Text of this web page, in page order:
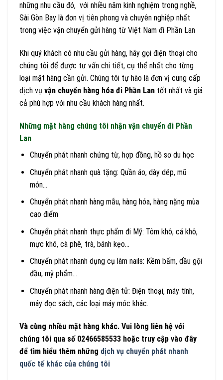
những nhu cầu đó, với nhiều năm kinh nghiệm trong nghề,
Sài Gòn Bay là đơn vị tiên phong và chuyên nghiệp nhất
trong việc vận chuyển gửi hàng từ Việt Nam đi Phần Lan
Khi quý khách có nhu cầu gửi hàng, hãy gọi điện thoại cho
chúng tôi để được tư vấn chi tiết, cụ thể nhất cho từng
loại mặt hàng cần gửi. Chúng tôi tự hào là đơn vị cung cấp
dịch vụ vận chuyển hàng hóa đi Phần Lan tốt nhất và giá
cả phù hợp với nhu cầu khách hàng nhất.
Những mặt hàng chúng tôi nhận vận chuyển đi Phần
Lan
Chuyển phát nhanh chứng từ, hợp đồng, hồ sơ du học
Chuyển phát nhanh quà tặng: Quần áo, dày dép, mũ
món…
Chuyển phát nhanh hàng mẫu, hàng hóa, hàng nặng mùa
cao điểm
Chuyển phát nhanh thực phẩm đi Mỹ: Tôm khô, cá khô,
mực khô, cà phê, trà, bánh kẹo…
Chuyển phát nhanh dụng cụ làm nails: Kềm bấm, dầu gội
đầu, mỹ phẩm…
Chuyển phát nhanh hàng điện tử: Điện thoại, máy tính,
máy đọc sách, các loại máy móc khác.
Và cùng nhiều mặt hàng khác. Vui lòng liên hệ với
chúng tôi qua số 02466585533 hoặc truy cập vào đây
để tìm hiểu thêm những dịch vụ chuyển phát nhanh
quốc tế khác của chúng tôi